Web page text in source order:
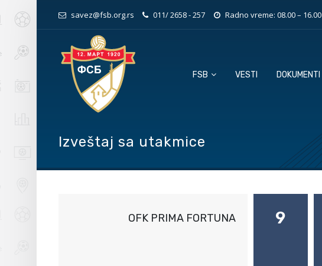
savez@fsb.org.rs 011/ 2658 - 257 Radno vreme: 08.00 – 16.00
FSB VESTI DOKUMENTI
Izveštaj sa utakmice
OFK PRIMA FORTUNA 9